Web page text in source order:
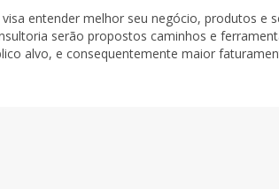
entender melhor seu negócio, produtos e
serão propostos caminhos e
alvo, e consequentemente maior